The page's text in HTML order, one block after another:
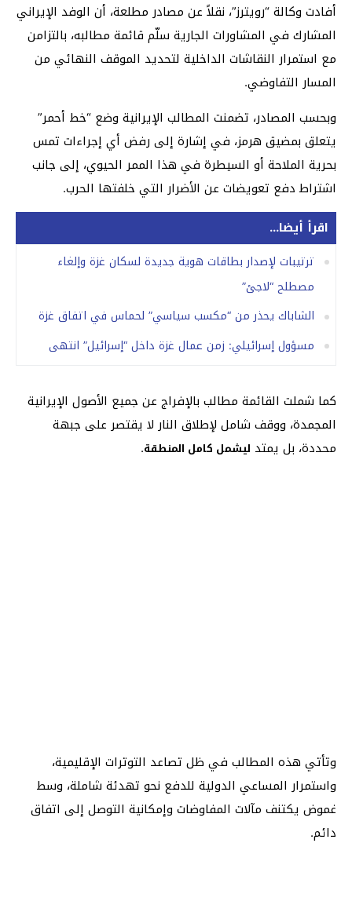
أفادت وكالة “رويترز”، نقلاً عن مصادر مطلعة، أن الوفد الإيراني
المشارك في المشاورات الجارية سلّم قائمة مطالبه، بالتزامن
مع استمرار النقاشات الداخلية لتحديد الموقف النهائي من
المسار التفاوضي.
وبحسب المصادر، تضمنت المطالب الإيرانية وضع “خط أحمر”
يتعلق بمضيق هرمز، في إشارة إلى رفض أي إجراءات تمس
بحرية الملاحة أو السيطرة في هذا الممر الحيوي، إلى جانب
اشتراط دفع تعويضات عن الأضرار التي خلفتها الحرب.
اقرأ أيضا...
ترتيبات لإصدار بطاقات هوية جديدة لسكان غزة وإلغاء
مصطلح “لاجئ”
الشاباك يحذر من “مكسب سياسي” لحماس في اتفاق غزة
مسؤول إسرائيلي: زمن عمال غزة داخل “إسرائيل” انتهى
كما شملت القائمة مطالب بالإفراج عن جميع الأصول الإيرانية
المجمدة، ووقف شامل لإطلاق النار لا يقتصر على جبهة
محددة، بل يمتد ليشمل كامل المنطقة.
وتأتي هذه المطالب في ظل تصاعد التوترات الإقليمية،
واستمرار المساعي الدولية للدفع نحو تهدئة شاملة، وسط
غموض يكتنف مآلات المفاوضات وإمكانية التوصل إلى اتفاق
دائم.